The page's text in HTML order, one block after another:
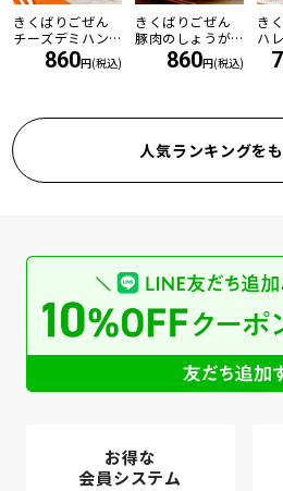
きくばりごぜん
チーズデミハン
バーグ860円(税込)
きくばりごぜん
豚肉のしょうが
860円(税込)
き
ハ
セ
7月
人気ランキングを
お得な
会員システム